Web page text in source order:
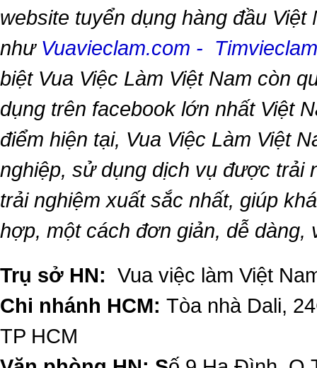
website tuyển dụng hàng đầu Việt
như Vuavieclam.com -
biệt Vua Việc Làm Việt Nam còn
dụng trên facebook lớn nhất Việt
điểm hiện tại, Vua Việc Làm Việt
nghiệp, sử dụng dịch vụ được trải
trải nghiệm xuất sắc nhất, giúp
hợp, một cách đơn giản, dễ dàng,
Trụ sở HN: Vua việc làm Việt
Chi nhánh HCM: Tòa nhà Dali,
TP HCM